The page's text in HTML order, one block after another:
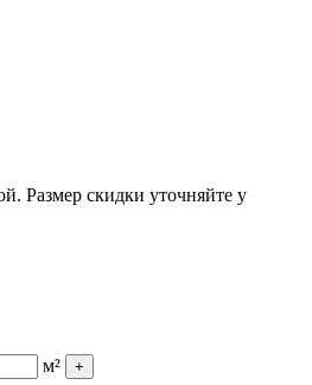
Размер скидки уточняйте у
м²
+